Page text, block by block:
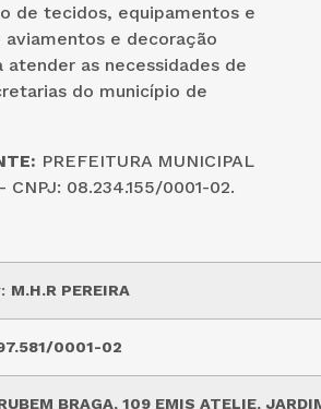
de tecidos, equipamentos e
aviamentos e decoração
atender as necessidades de
do município de
PREFEITURA MUNICIPAL
CNPJ: 08.234.155/0001-02.
M.H.R PEREIRA
0001-02
BRAGA, 109 EMIS ATELIE,